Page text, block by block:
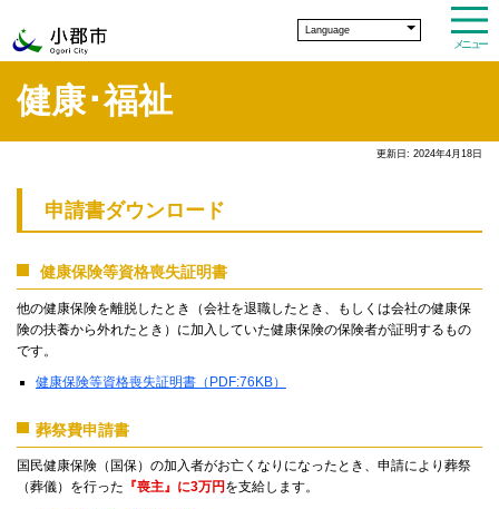
Language
メニュー
健康･福祉
更新日: 2024年4月18日
申請書ダウンロード
健康保険等資格喪失証明書
他の健康保険を離脱したとき（会社を退職したとき、もしくは会社の健康保
険の扶養から外れたとき）に加入していた健康保険の保険者が証明するもの
です。
健康保険等資格喪失証明書（PDF:76KB）
葬祭費申請書
国民健康保険（国保）の加入者がお亡くなりになったとき、申請により葬祭
（葬儀）を行った 『喪主』に3万円 を支給します。